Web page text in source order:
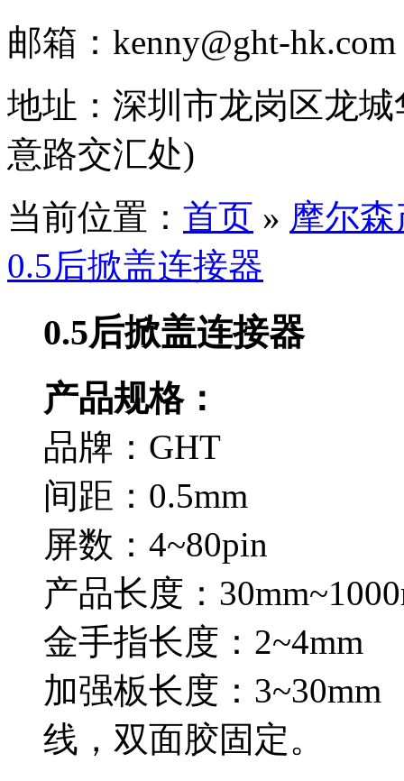
邮箱： kenny@ght-hk.com
地址： 深圳市龙岗区龙
意路交汇处)
当前位置： 首页 » 摩尔
0.5后掀盖连接器
0.5后掀盖连接器
产品规格：
品牌：GHT
间距：0.5mm
屏数：4~80pin
产品长度：
金手指长度：2~4mm
加强板长度：3~30mm
线，双面胶固定。